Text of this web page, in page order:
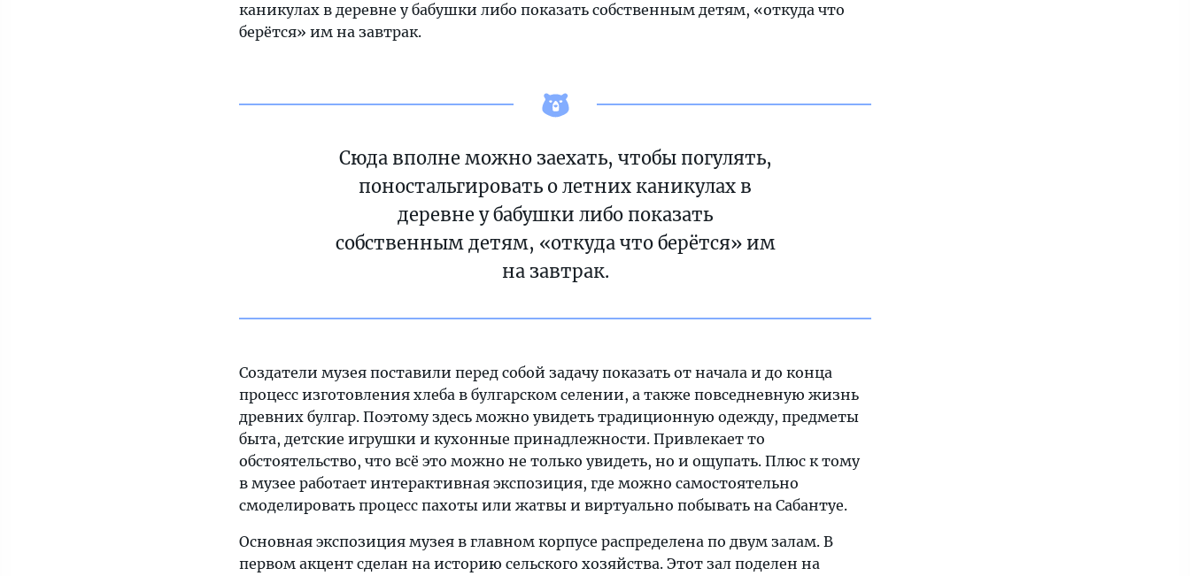
каникулах в деревне у бабушки либо показать собственным детям, «откуда что
берётся» им на завтрак.
Сюда вполне можно заехать, чтобы погулять,
поностальгировать о летних каникулах в
деревне у бабушки либо показать
собственным детям, «откуда что берётся» им
на завтрак.
Создатели музея поставили перед собой задачу показать от начала и до конца
процесс изготовления хлеба в булгарском селении, а также повседневную жизнь
древних булгар. Поэтому здесь можно увидеть традиционную одежду, предметы
быта, детские игрушки и кухонные принадлежности. Привлекает то
обстоятельство, что всё это можно не только увидеть, но и ощупать. Плюс к тому
в музее работает интерактивная экспозиция, где можно самостоятельно
смоделировать процесс пахоты или жатвы и виртуально побывать на Сабантуе.
Основная экспозиция музея в главном корпусе распределена по двум залам. В
первом акцент сделан на историю сельского хозяйства. Этот зал поделен на